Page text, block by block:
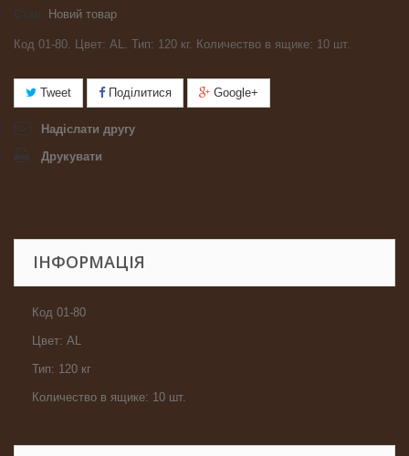
Новий товар
Код 01-80. Цвет: АL. Тип: 120 кг. Количество в ящике: 10 шт.
Tweet Поділитися Google+
Надіслати другу
Друкувати
ІНФОРМАЦІЯ
Код 01-80
Цвет: АL
Тип: 120 кг
Количество в ящике: 10 шт.